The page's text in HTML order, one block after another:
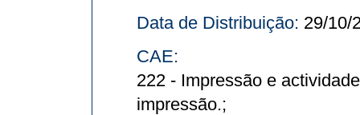
Data de Distribuição: 29/10/
CAE:
222 - Impressão e
impressão.;